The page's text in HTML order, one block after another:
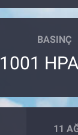
BASINÇ
1001 HPA
11